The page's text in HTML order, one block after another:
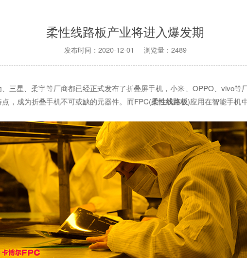
柔性线路板产业将进入爆发期
发布时间：2020-12-01 浏览量：2489
三星、柔宇等厂商都已经正式发布了折叠屏手机，小米、OPPO、vivo
，成为折叠手机不可或缺的元器件。而FPC(柔性线路板)应用在智能手机